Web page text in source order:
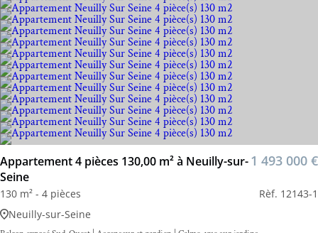
Appartement 4 pièces 130,00 m² à Neuilly-sur-
Seine
1 493 000 €
130 m² - 4 pièces
Rèf. 12143-1
Neuilly-sur-Seine